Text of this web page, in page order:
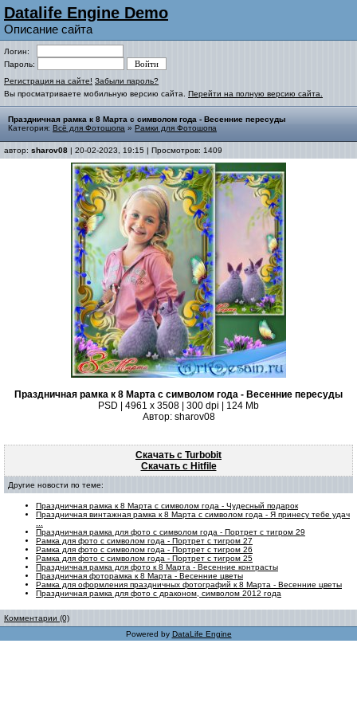
Datalife Engine Demo
Описание сайта
Логин:
Пароль:
Регистрация на сайте! Забыли пароль?
Вы просматриваете мобильную версию сайта. Перейти на полную версию сайта.
Праздничная рамка к 8 Марта с символом года - Весенние пересуды
Категория: Всё для Фотошопа » Рамки для Фотошопа
автор: sharov08 | 20-02-2023, 19:15 | Просмотров: 1409
Праздничная рамка к 8 Марта с символом года - Весенние пересуды
PSD | 4961 х 3508 | 300 dpi | 124 Mb
Автор: sharov08
Скачать с Turbobit
Скачать с Hitfile
Другие новости по теме:
Праздничная рамка к 8 Марта с символом года - Чудесный подарок
Праздничная винтажная рамка к 8 Марта с символом года - Я принесу тебе удач
Праздничная рамка для фото с символом года - Портрет с тигром 29
Рамка для фото с символом года - Портрет с тигром 27
Рамка для фото с символом года - Портрет с тигром 26
Рамка для фото с символом года - Портрет с тигром 25
Праздничная рамка для фото к 8 Марта - Весенние контрасты
Праздничная фоторамка к 8 Марта - Весенние цветы
Рамка для оформления праздничных фотографий к 8 Марта - Весенние цветы
Праздничная рамка для фото с драконом, символом 2012 года
Комментарии (0)
Powered by DataLife Engine